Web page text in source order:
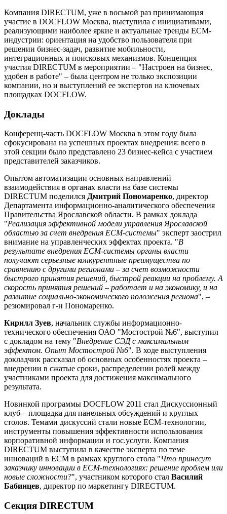
Компания DIRECTUM, уже в восьмой раз принимающая
участие в DOCFLOW Москва, выступила с инициативами,
реализующими наиболее яркие и актуальные тренды ECM-
индустрии: ориентация на удобство пользователя при
решении бизнес-задач, развитие мобильности,
интеграционных и поисковых механизмов. Концепция
участия DIRECTUM в мероприятии – "Настроен на бизнес,
удобен в работе" – была центром не только экспозиции
компании, но и выступлений ее экспертов на ключевых
площадках DOCFLOW.
Доклады
Конференц-часть DOCFLOW Москва в этом году была
сфокусирована на успешных проектах внедрения: всего в
этой секции было представлено 23 бизнес-кейса с участием
представителей заказчиков.
Опытом автоматизации основных направлений
взаимодействия в органах власти на базе системы
DIRECTUM поделился Дмитрий Пономаренко, директор
Департамента информационно-аналитического обеспечения
Правительства Ярославской области. В рамках доклада
"Реализация эффективной модели управления Ярославской
областью за счет внедрения ECM-системы" эксперт заострил
внимание на управленческих эффектах проекта. "В
результате внедрения ECM-системы органы власти
получают серьезные конкурентные преимущества по
сравнению с другими регионами – за счет возможности
быстрого принятия решений, быстрой реакции на проблему. А
скорость принятия решений – работает и на экономику, и на
развитие социально-экономического положения региона", –
резюмировал г-н Пономаренко.
Кирилл Зуев, начальник службы информационно-
технического обеспечения ОАО "Мостострой №6", выступил
с докладом на тему "Внедрение СЭД с максимальным
эффектом. Опыт Мостострой №6". В ходе выступления
докладчик рассказал об основных особенностях проекта –
внедрении в сжатые сроки, распределении ролей между
участниками проекта для достижения максимального
результата.
Новинкой программы DOCFLOW 2011 стал Дискуссионный
клуб – площадка для панельных обсуждений и круглых
столов. Темами дискуссий стали новые ECM-технологии,
инструменты повышения эффективности использования
корпоративной информации и гос.услуги. Компания
DIRECTUM выступила в качестве эксперта по теме
инноваций в ECM в рамках круглого стола "Что принесут
заказчику инновации в ЕСМ-технологиях: решение проблем или
новые сложности?", участником которого стал Василий
Бабинцев, директор по маркетингу DIRECTUM.
Секция DIRECTUM